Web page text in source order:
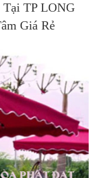
Tại TP LONG
Giá Rẻ